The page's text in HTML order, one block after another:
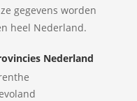
gegevens worden
heel Nederland.
Nederland